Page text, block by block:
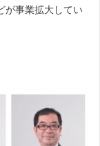
が事業拡大してい